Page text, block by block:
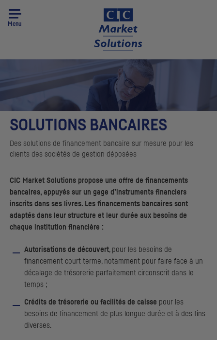
Menu
SOLUTIONS BANCAIRES
Des solutions de financement bancaire sur mesure pour les
clients des sociétés de gestion déposées
CIC Market Solutions propose une offre de financements
bancaires, appuyés sur un gage d’instruments financiers
inscrits dans ses livres. Les financements bancaires sont
adaptés dans leur structure et leur durée aux besoins de
chaque institution financière :
Autorisations de découvert, pour les besoins de
financement court terme, notamment pour faire face à un
décalage de trésorerie parfaitement circonscrit dans le
temps ;
Crédits de trésorerie ou facilités de caisse pour les
besoins de financement de plus longue durée et à des fins
diverses.